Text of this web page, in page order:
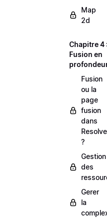
Map
2d
Chapitre 4
Fusion en
Fusion
ou la
page
fusion
dans
Resolve
?
Gestion
des
Gerer
la